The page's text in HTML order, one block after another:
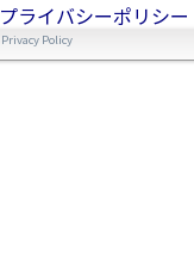
プライバシーポリシー
Privacy Policy